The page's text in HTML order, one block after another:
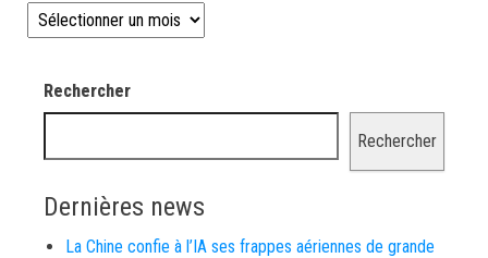
Les news depuis 2008
Rechercher
Rechercher
Dernières news
La Chine confie à l’IA ses frappes aériennes de grande